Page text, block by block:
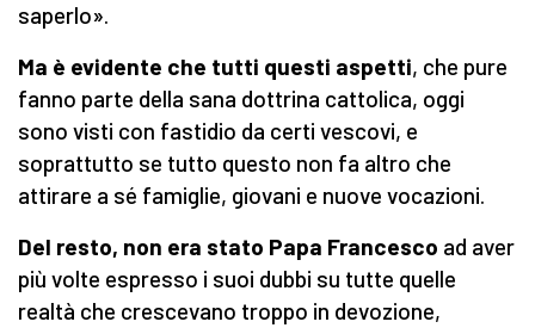
saperlo».
Ma è evidente che tutti questi aspetti, che pure
fanno parte della sana dottrina cattolica, oggi
sono visti con fastidio da certi vescovi, e
soprattutto se tutto questo non fa altro che
attirare a sé famiglie, giovani e nuove vocazioni.
Del resto, non era stato Papa Francesco ad aver
più volte espresso i suoi dubbi su tutte quelle
realtà che crescevano troppo in devozione,